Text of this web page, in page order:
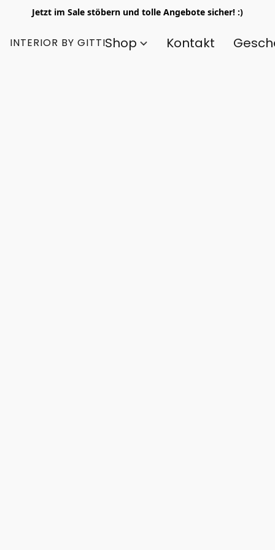
Jetzt im Sale stöbern und tolle Angebote sicher! :)
INTERIOR BY GITTIShop Kontakt